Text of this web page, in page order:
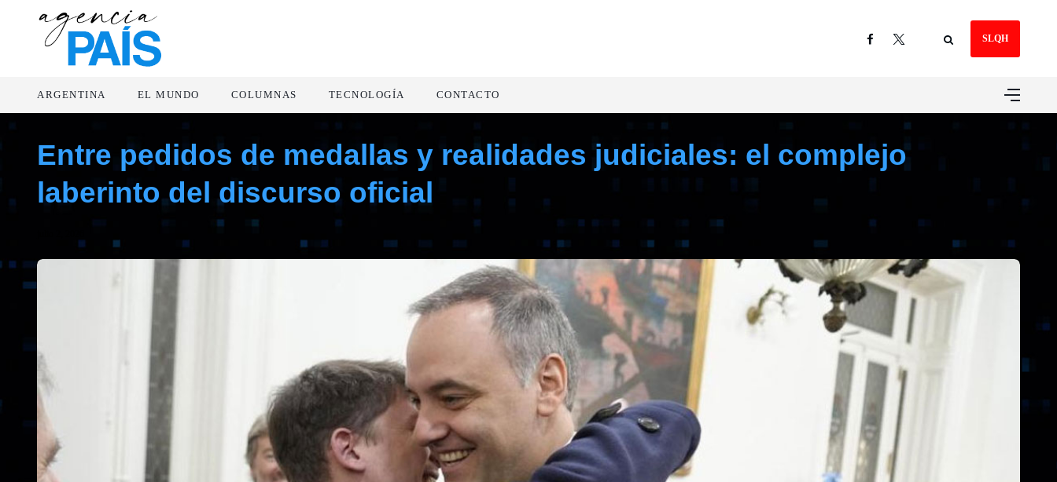
SLQH
ARGENTINA EL MUNDO COLUMNAS TECNOLOGÍA CONTACTO
Entre pedidos de medallas y realidades judiciales: el complejo
laberinto del discurso oficial